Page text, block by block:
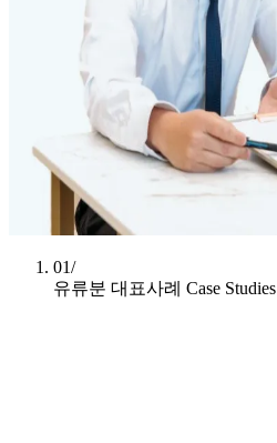
01/
유류분 대표사례 Case Studies